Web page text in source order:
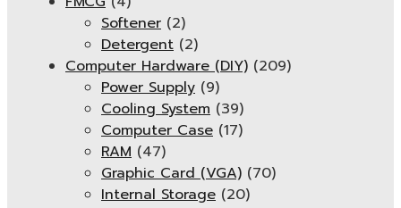
Softener (2)
Detergent (2)
Computer Hardware (DIY) (209)
Power Supply (9)
Cooling System (39)
Computer Case (17)
RAM (47)
Graphic Card (VGA) (70)
Internal Storage (20)